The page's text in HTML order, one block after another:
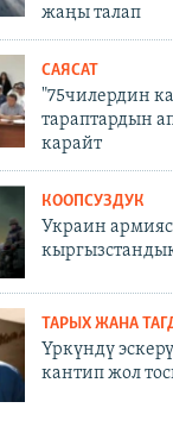
жаңы талап
САЯСАТ
"75чилердин
тараптардын
карайт
КООПСУЗДУК
Украин
ТАРЫХ ЖАНА
Үркүндү
кантип жол